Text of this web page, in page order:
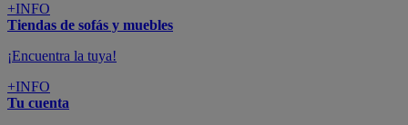
+INFO
Tiendas de sofás y muebles
¡Encuentra la tuya!
+INFO
Tu cuenta